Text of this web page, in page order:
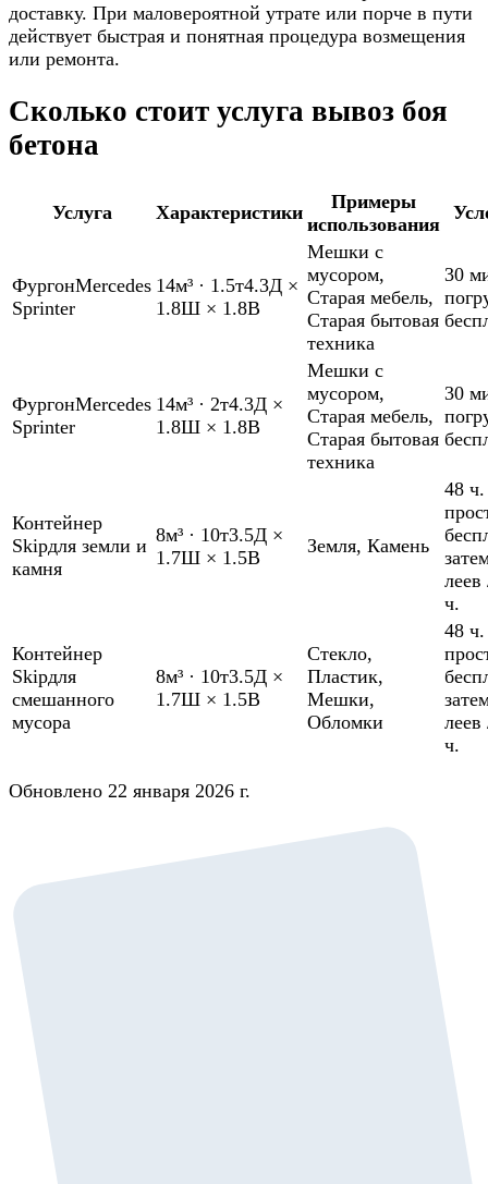
доставку. При маловероятной утрате или порче в пути
действует быстрая и понятная процедура возмещения
или ремонта.
Сколько стоит услуга вывоз боя
бетона
Услуга Характеристики
Примеры
использования
ФургонMercedes
Sprinter
14м³ · 1.5т4.3Д ×
1.8Ш × 1.8В
Мешки с
мусором,
Старая мебель,
Старая бытовая
техника
30
ФургонMercedes
Sprinter
14м³ · 2т4.3Д ×
1.8Ш × 1.8В
Мешки с
мусором,
Старая мебель,
Старая бытовая
техника
30
Контейнер
Skipдля земли и
камня
8м³ · 10т3.5Д ×
1.7Ш × 1.5В
Земля, Камень
48 ч.
леев
ч.
Контейнер
Skipдля
смешанного
мусора
8м³ · 10т3.5Д ×
1.7Ш × 1.5В
Стекло,
Пластик,
Мешки,
Обломки
48 ч.
леев
ч.
Обновлено 22 января 2026 г.